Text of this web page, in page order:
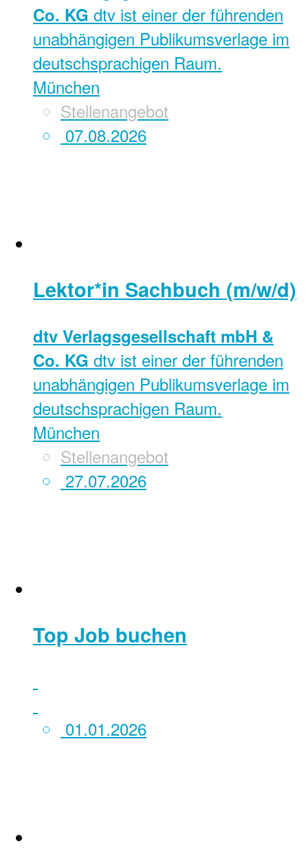
Co. KG dtv ist einer der führenden
unabhängigen Publikumsverlage im
deutschsprachigen Raum.
München
Stellenangebot
07.08.2026
Lektor*in Sachbuch (m/w/d)
dtv Verlagsgesellschaft mbH &
Co. KG dtv ist einer der führenden
unabhängigen Publikumsverlage im
deutschsprachigen Raum.
München
Stellenangebot
27.07.2026
Top Job buchen
01.01.2026